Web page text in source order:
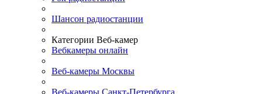
Шансон радиостанции
Категории Веб-камер
Вебкамеры онлайн
Веб-камеры Москвы
Веб-камеры Санкт-Петербурга